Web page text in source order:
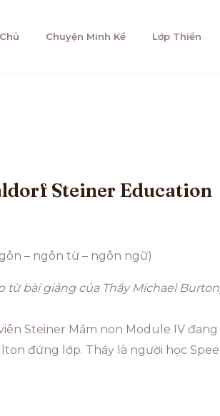
Chuyện Minh Kể Lớp Thiền
Steiner Education
– ngôn từ – ngôn ngữ)
từ bài giảng của Thầy Michael
Steiner Mầm non Module IV
đứng lớp. Thầy là người học